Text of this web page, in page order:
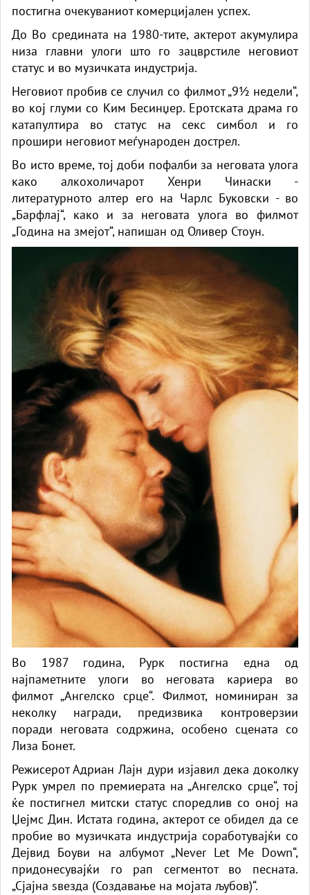
постигна очекуваниот комерцијален успех.
До Во средината на 1980-тите, актерот акумулира
низа главни улоги што го зацврстиле неговиот
статус и во музичката индустрија.
Неговиот пробив се случил со филмот „9½ недели“,
во кој глуми со Ким Бесинџер. Еротската драма го
катапултира во статус на секс симбол и го
прошири неговиот меѓународен дострел.
Во исто време, тој доби пофалби за неговата улога
како алкохоличарот Хенри Чинаски -
литературното алтер его на Чарлс Буковски - во
„Барфлај“, како и за неговата улога во филмот
„Година на змејот“, напишан од Оливер Стоун.
Во 1987 година, Рурк постигна една од
најпаметните улоги во неговата кариера во
филмот „Ангелско срце“. Филмот, номиниран за
неколку награди, предизвика контроверзии
поради неговата содржина, особено сцената со
Лиза Бонет.
Режисерот Адриан Лајн дури изјавил дека доколку
Рурк умрел по премиерата на „Ангелско срце“, тој
ќе постигнел митски статус споредлив со оној на
Џејмс Дин. Истата година, актерот се обидел да се
пробие во музичката индустрија соработувајќи со
Дејвид Боуви на албумот „Never Let Me Down“,
придонесувајќи го рап сегментот во песната.
„Сјајна ѕвезда (Создавање на мојата љубов)“.